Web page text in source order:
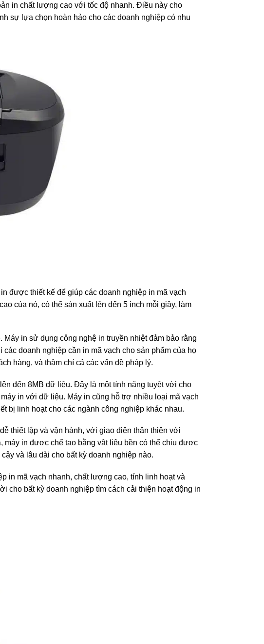
in chất lượng cao với tốc độ nhanh. Điều này cho
sự lựa chọn hoàn hảo cho các doanh nghiệp có nhu
được thiết kế để giúp các doanh nghiệp in mã vạch
của nó, có thể sản xuất lên đến 5 inch mỗi giây, làm
in sử dụng công nghệ in truyền nhiệt đảm bảo rằng
doanh nghiệp cần in mã vạch cho sản phẩm của họ
hàng, và thậm chí cả các vấn đề pháp lý.
đến 8MB dữ liệu. Đây là một tính năng tuyệt vời cho
in với dữ liệu. Máy in cũng hỗ trợ nhiều loại mã vạch
bị linh hoạt cho các ngành công nghiệp khác nhau.
thiết lập và vận hành, với giao diện thân thiện với
in được chế tạo bằng vật liệu bền có thể chịu được
và lâu dài cho bất kỳ doanh nghiệp nào.
in mã vạch nhanh, chất lượng cao, tính linh hoạt và
cho bất kỳ doanh nghiệp tìm cách cải thiện hoạt động in